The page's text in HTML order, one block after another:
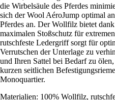
die Wirbelsäule des Pferdes
sich der Wool AéroJump optimal
Pferdes an. Der Wollfilz bietet
maximalen Stoßschutz für
rutschfeste Ledergriff sorgt für
Verrutschen der Unterlage zu
und Ihren Sattel bei Bedarf zu
kurzen seitlichen
Monoquartier.
Materialien: 100% Wollfilz,